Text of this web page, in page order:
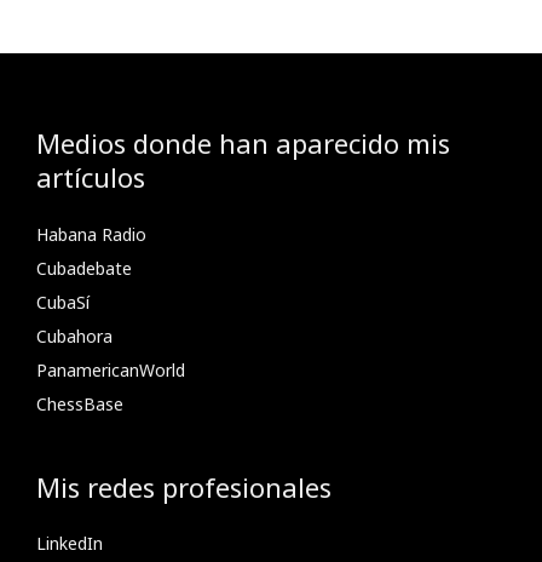
Medios donde han aparecido mis
artículos
Habana Radio
Cubadebate
CubaSí
Cubahora
PanamericanWorld
ChessBase
Mis redes profesionales
LinkedIn